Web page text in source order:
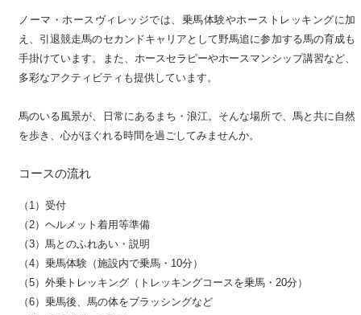
ノーマ・ホースヴィレッジでは、乗馬体験やホーストレッキングに加
え、引退競走馬のセカンドキャリアとして野馬追に参加する馬の育成も
手掛けています。また、ホースセラピーやホースマンシップ講習など、
多彩なアクティビティも提供しています。
馬のいる風景が、日常にあるまち・浪江。そんな場所で、馬と共に自然
を歩き、心がほぐれる時間を過ごしてみませんか。
コースの流れ
（1）受付
（2）ヘルメット着用等準備
（3）馬とのふれあい・説明
（4）乗馬体験（施設内で乗馬・10分）
（5）外乗トレッキング（トレッキングコースを乗馬・20分）
（6）乗馬後、馬の体をブラッシングなど